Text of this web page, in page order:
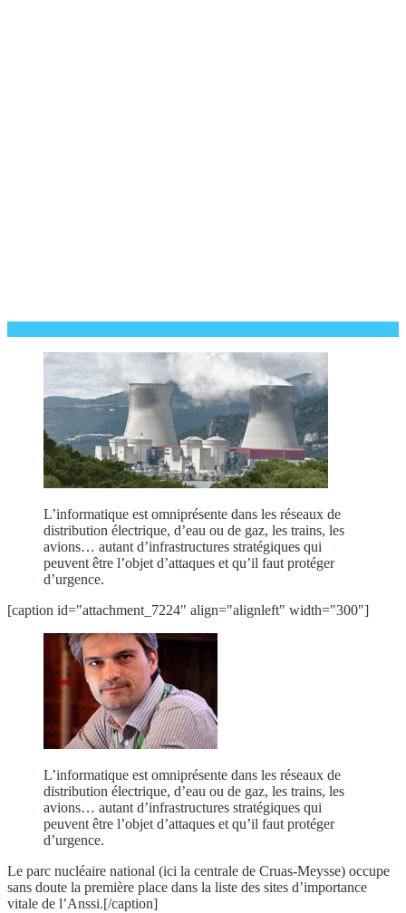
L’informatique est omniprésente dans les réseaux de
distribution électrique, d’eau ou de gaz, les trains, les
avions… autant d’infrastructures stratégiques qui
peuvent être l’objet d’attaques et qu’il faut protéger
d’urgence.
[caption id="attachment_7224" align="alignleft" width="300"]
L’informatique est omniprésente dans les réseaux de
distribution électrique, d’eau ou de gaz, les trains, les
avions… autant d’infrastructures stratégiques qui
peuvent être l’objet d’attaques et qu’il faut protéger
d’urgence.
Le parc nucléaire national (ici la centrale de Cruas-Meysse) occupe
sans doute la première place dans la liste des sites d’importance
vitale de l’Anssi.[/caption]